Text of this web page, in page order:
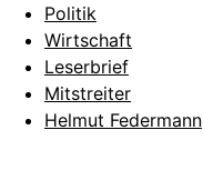
Politik
Wirtschaft
Leserbrief
Mitstreiter
Helmut Federmann